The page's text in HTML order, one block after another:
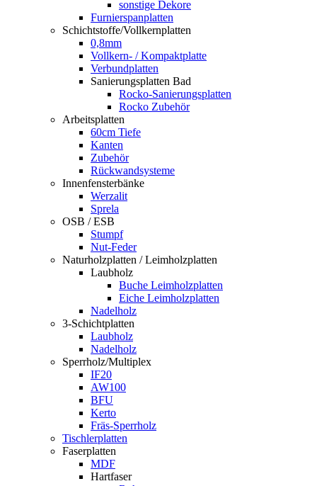
sonstige Dekore
Furnierspanplatten
Schichtstoffe/Vollkernplatten
0,8mm
Vollkern- / Kompaktplatte
Verbundplatten
Sanierungsplatten Bad
Rocko-Sanierungsplatten
Rocko Zubehör
Arbeitsplatten
60cm Tiefe
Kanten
Zubehör
Rückwandsysteme
Innenfensterbänke
Werzalit
Sprela
OSB / ESB
Stumpf
Nut-Feder
Naturholzplatten / Leimholzplatten
Laubholz
Buche Leimholzplatten
Eiche Leimholzplatten
Nadelholz
3-Schichtplatten
Laubholz
Nadelholz
Sperrholz/Multiplex
IF20
AW100
BFU
Kerto
Fräs-Sperrholz
Tischlerplatten
Faserplatten
MDF
Hartfaser